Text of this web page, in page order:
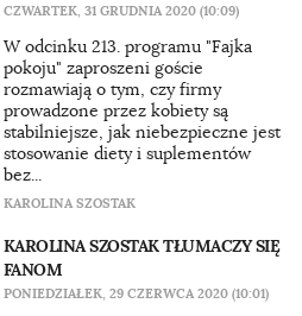
CZWARTEK, 31 GRUDNIA 2020 (10:09)
W odcinku 213. programu "Fajka
pokoju" zaproszeni goście
rozmawiają o tym, czy firmy
prowadzone przez kobiety są
stabilniejsze, jak niebezpieczne jest
stosowanie diety i suplementów
bez...
KAROLINA SZOSTAK
KAROLINA SZOSTAK TŁUMACZY SIĘ
FANOM
PONIEDZIAŁEK, 29 CZERWCA 2020 (10:01)